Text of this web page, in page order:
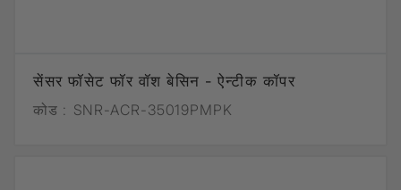
सेंसर फॉसेट फॉर वॉश बेसिन - ऐन्टीक कॉपर
कोड : SNR-ACR-35019PMPK